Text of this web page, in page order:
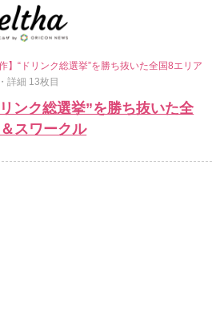
】“ドリンク総選挙”を勝ち抜いた全国8エリア
詳細 13枚目
ンク総選挙”を勝ち抜いた全
スワークル